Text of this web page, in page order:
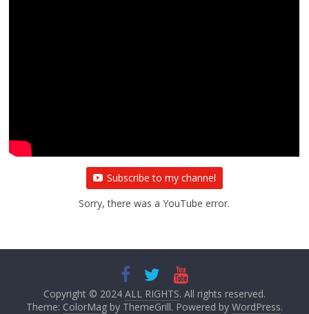
Subscribe to my channel
Sorry, there was a YouTube error.
Copyright © 2024 ALL RIGHTS. All rights reserved.
Theme: ColorMagby ThemeGrill. Powered by WordPress.